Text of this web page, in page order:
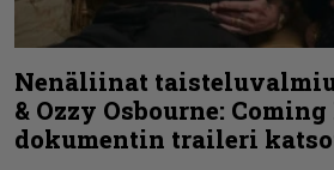
Nenäliinat
& Ozzy Osbourne: Coming
dokumentin traileri